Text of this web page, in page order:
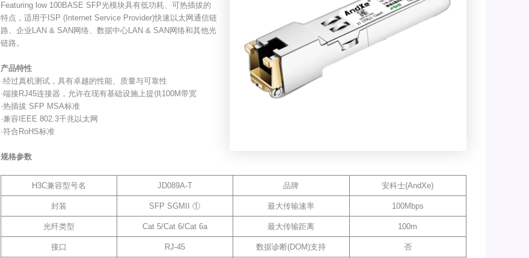
Featuring low 100BASE SFP光模块具有低功耗、可热插拔的
特点，适用于ISP (Internet Service Provider)快速以太网通信链
路、企业LAN & SAN网络、数据中心LAN & SAN网络和其他光
链路。
产品特性
·经过真机测试，具有卓越的性能、质量与可靠性
·端接RJ45连接器，允许在现有基础设施上提供100M带宽
·热插拔 SFP MSA标准
·兼容IEEE 802.3千兆以太网
·符合RoHS标准
规格参数
H3C兼容型号名 JD089A-T 品牌 安科士(AndXe)
封装 SFP SGMII ① 最大传输速率 100Mbps
光纤类型 Cat 5/Cat 6/Cat 6a 最大传输距离 100m
接口 RJ-45 数据诊断(DOM)支持 否